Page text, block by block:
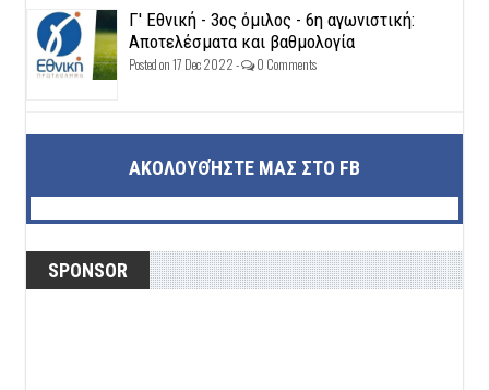
Γ' Εθνική - 3ος όμιλος - 6η αγωνιστική:
Αποτελέσματα και βαθμολογία
Posted on 17 Dec 2022 - 0 Comments
ΑΚΟΛΟΥΘΉΣΤΕ ΜΑΣ ΣΤΟ FB
SPONSOR